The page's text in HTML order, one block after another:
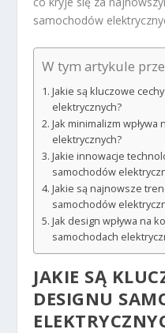
samochodów
W tym artykule
Jakie są kluczowe
elektrycznych?
Jak minimalizm
elektrycznych?
Jakie innowacje
samochodów
Jakie są najnowsze
samochodów
Jak design wpływa na
samochodach
JAKIE SĄ
DESIGNU